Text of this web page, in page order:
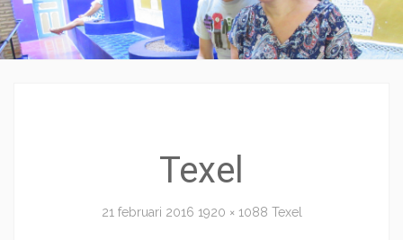
Texel
21 februari 2016 1920 × 1088 Texel